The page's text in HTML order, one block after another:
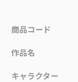
商品コード
作品名
キャラクター